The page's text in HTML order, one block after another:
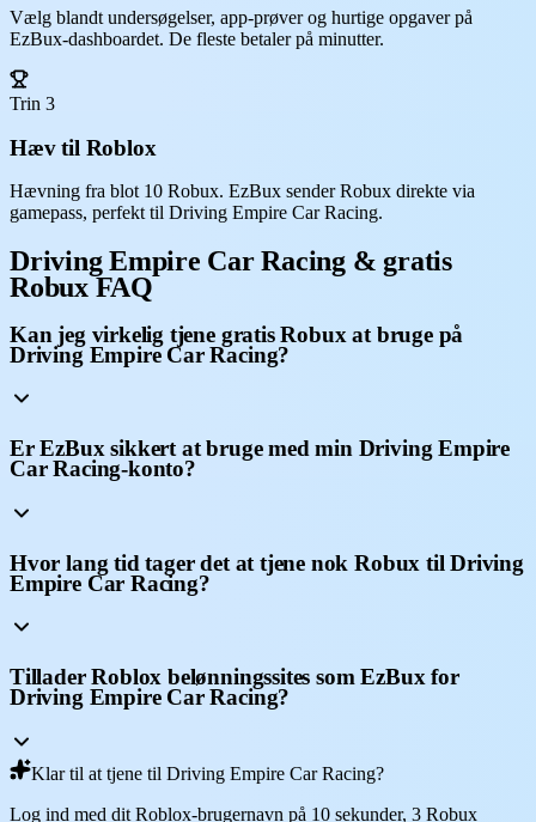
Vælg blandt undersøgelser, app-prøver og hurtige opgaver på
EzBux-dashboardet. De fleste betaler på minutter.
Trin 3
Hæv til Roblox
Hævning fra blot 10 Robux. EzBux sender Robux direkte via
gamepass, perfekt til Driving Empire Car Racing.
Driving Empire Car Racing & gratis
Robux FAQ
Kan jeg virkelig tjene gratis Robux at bruge på
Driving Empire Car Racing?
Er EzBux sikkert at bruge med min Driving Empire
Car Racing-konto?
Hvor lang tid tager det at tjene nok Robux til Driving
Empire Car Racing?
Tillader Roblox belønningssites som EzBux for
Driving Empire Car Racing?
Klar til at tjene til Driving Empire Car Racing?
Log ind med dit Roblox-brugernavn på 10 sekunder, 3 Robux